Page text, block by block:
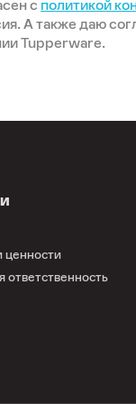
с политикой
А также даю
Tupperware.
ценности
ответственность